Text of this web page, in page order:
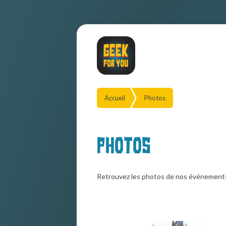
Accueil Photos
Photos
Retrouvez les photos de nos